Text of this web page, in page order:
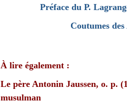
Préface du P.
Coutumes
À lire également :
Le père Antonin Jaussen, o. p.
musulman